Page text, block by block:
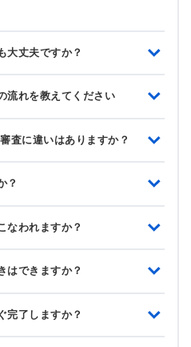
大丈夫ですか？
流れを教えてください
査に違いはありますか？
？
なわれますか？
はできますか？
完了しますか？